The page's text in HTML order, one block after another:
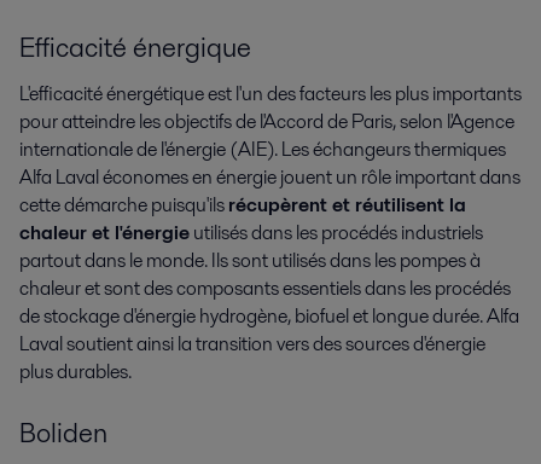
Efficacité énergique
L'efficacité énergétique est l'un des facteurs les plus importants
pour atteindre les objectifs de l'Accord de Paris, selon l'Agence
internationale de l'énergie (AIE). Les échangeurs thermiques
Alfa Laval économes en énergie jouent un rôle important dans
cette démarche puisqu'ilsrécupèrent et réutilisent la
chaleur et l'énergieutilisés dans les procédés industriels
partout dans le monde. Ils sont utilisés dans les pompes à
chaleur et sont des composants essentiels dans les procédés
de stockage d'énergie hydrogène, biofuel et longue durée. Alfa
Laval soutient ainsi la transition vers des sources d'énergie
plus durables.
Boliden